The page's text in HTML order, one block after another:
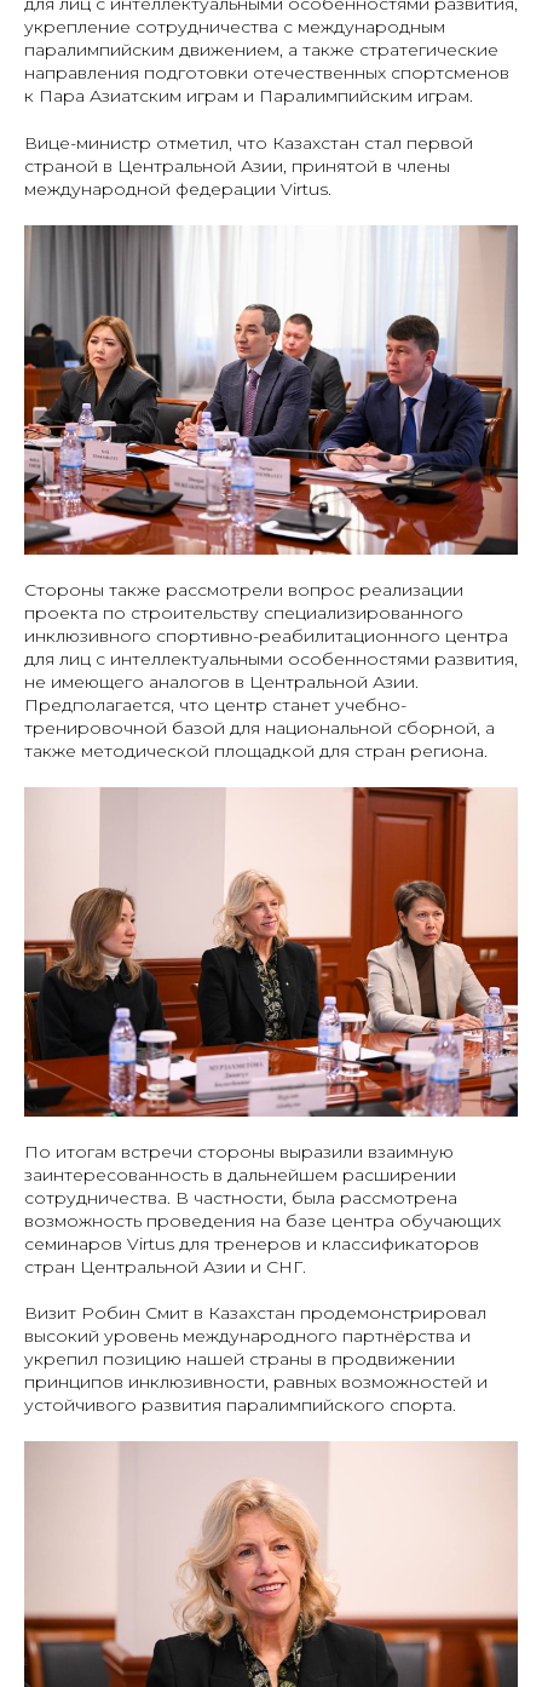
укрепление сотрудничества с международным
паралимпийским движением, а также стратегические
направления подготовки отечественных спортсменов
к Пара Азиатским играм и Паралимпийским играм.
Вице-министр отметил, что Казахстан стал первой
страной в Центральной Азии, принятой в члены
международной федерации Virtus.
Стороны также рассмотрели вопрос реализации
проекта по строительству специализированного
инклюзивного спортивно-реабилитационного центра
для лиц с интеллектуальными особенностями развития,
не имеющего аналогов в Центральной Азии.
Предполагается, что центр станет учебно-
тренировочной базой для национальной сборной, а
также методической площадкой для стран региона.
По итогам встречи стороны выразили взаимную
заинтересованность в дальнейшем расширении
сотрудничества. В частности, была рассмотрена
возможность проведения на базе центра обучающих
семинаров Virtus для тренеров и классификаторов
стран Центральной Азии и СНГ.
Визит Робин Смит в Казахстан продемонстрировал
высокий уровень международного партнёрства и
укрепил позицию нашей страны в продвижении
принципов инклюзивности, равных возможностей и
устойчивого развития паралимпийского спорта.